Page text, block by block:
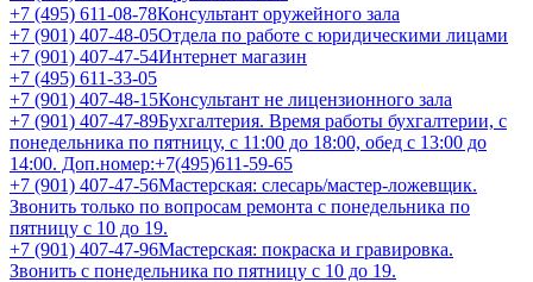
+7 (495) 611-08-78Консультант оружейного зала
+7 (901) 407-48-05Отдела по работе с юридическими лицами
+7 (901) 407-47-54Интернет магазин
+7 (495) 611-33-05
+7 (901) 407-48-15Консультант не лицензионного зала
+7 (901) 407-47-89Бухгалтерия. Время работы бухгалтерии, с
понедельника по пятницу, с 11:00 до 18:00, обед с 13:00 до
14:00. Доп.номер:+7(495)611-59-65
+7 (901) 407-47-56Мастерская: слесарь/мастер-ложевщик.
Звонить только по вопросам ремонта с понедельника по
пятницу с 10 до 19.
+7 (901) 407-47-96Мастерская: покраска и гравировка.
Звонить с понедельника по пятницу с 10 до 19.